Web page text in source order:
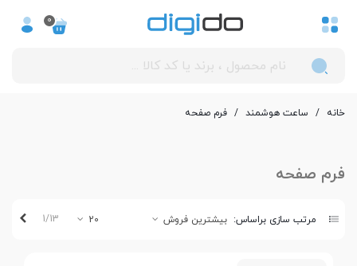
0
خانه / ساعت هوشمند / فرم صفحه
فرم صفحه
مرتب سازی براساس: بیشترین فروش 20
1/13